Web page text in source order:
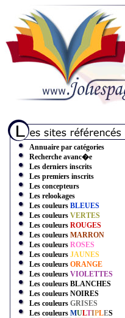
Annuaire par catégories
Recherche avanc�e
Les derniers inscrits
Les premiers inscrits
Les concepteurs
Les relookages
Les couleurs BLEUES
Les couleurs VERTES
Les couleurs ROUGES
Les couleurs MARRON
Les couleurs ROSES
Les couleurs JAUNES
Les couleurs ORANGE
Les couleurs VIOLETTES
Les couleurs BLANCHES
Les couleurs NOIRES
Les couleurs GRISES
Les couleurs MULTIPLES